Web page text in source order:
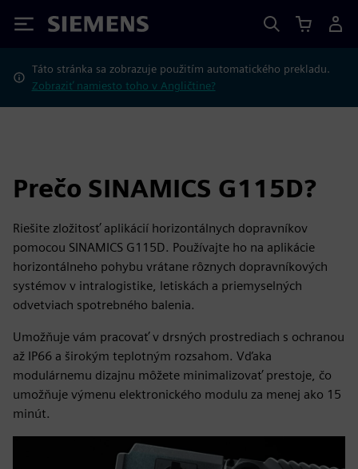
Siemens
Táto stránka sa zobrazuje použitím automatického prekladu.
Zobraziť namiesto toho v Angličtine?
Prečo SINAMICS G115D?
Riešite zložitosť aplikácií horizontálnych dopravníkov
pomocou SINAMICS G115D. Používajte ho na aplikácie
horizontálneho pohybu vrátane rôznych dopravníkových
systémov v intralogistike, letiskách a priemyselných
odvetviach spotrebného balenia.
Umožňuje vám pracovať v drsných prostrediach s ochranou
až IP66 a širokým teplotným rozsahom. Vďaka
modulárnemu dizajnu môžete minimalizovať prestoje, čo
umožňuje výmenu elektronického modulu za menej ako 15
minút.